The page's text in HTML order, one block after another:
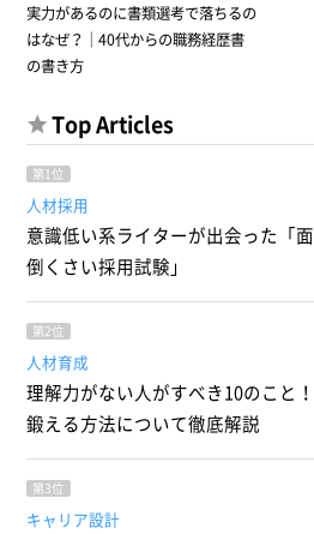
実力があるのに書類選考で落ちるの
はなぜ？｜40代からの職務経歴書
の書き方
Top Articles
第1位
人材採用
意識低い系ライターが出会った「面
倒くさい採用試験」
第2位
人材育成
理解力がない人がすべき10のこと！
鍛える方法について徹底解説
第3位
キャリア設計